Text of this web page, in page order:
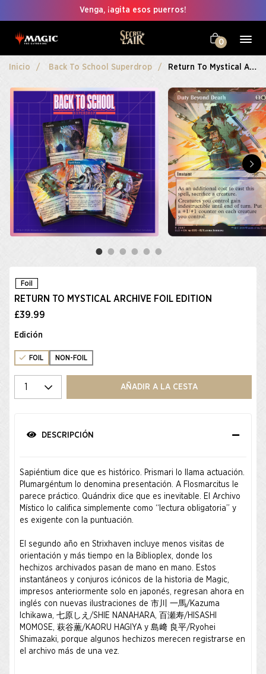
Venga, ¡agita esos puerros!
0
Inicio Back To School Superdrop Return To Mystical Archive Foil Edition
Foil
RETURN TO MYSTICAL ARCHIVE FOIL EDITION
£39.99
Edición
FOIL NON-FOIL
Seleccione una cantidad
AÑADIR A LA CESTA
DESCRIPCIÓN
Sapiéntium dice que es histórico. Prismari lo llama actuación.
Plumargéntum lo denomina presentación. A Flosmarcitus le
parece práctico. Quándrix dice que es inevitable. El Archivo
Místico lo califica simplemente como “lectura obligatoria” y
es exigente con la puntuación.
El segundo año en Strixhaven incluye menos visitas de
orientación y más tiempo en la Biblioplex, donde los
hechizos archivados pasan de mano en mano. Estos
instantáneos y conjuros icónicos de la historia de Magic,
impresos anteriormente solo en japonés, regresan ahora en
inglés con nuevas ilustraciones de 市川 一馬/Kazuma
Ichikawa, 七原しえ/SHIE NANAHARA, 百瀬寿/HISASHI
MOMOSE, 萩谷薫/KAORU HAGIYA y 島﨑 良平/Ryohei
Shimazaki, porque algunos hechizos merecen registrarse en
el archivo más de una vez.